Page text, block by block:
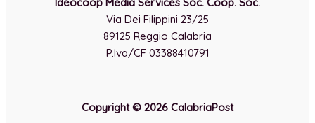
Via Dei Filippini 23/25
89125 Reggio Calabria
P.Iva/CF 03388410791
Copyright © 2026 CalabriaPost